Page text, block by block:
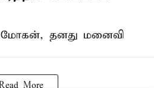
மோகன், தனது மனைவி
More